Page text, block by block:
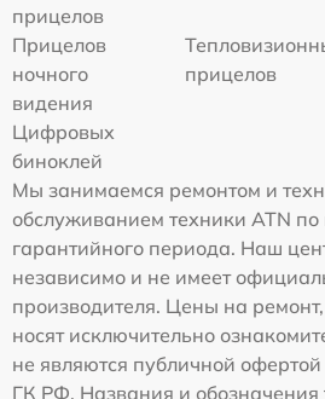
прицелов
Прицелов
ночного
видения
прицелов
Цифровых
биноклей
Мы занимаемся ремонтом и
обслуживанием техники ATN по
гарантийного периода. Наш
независимо и не имеет
производителя. Цены на
носят исключительно
не являются публичной офертой
ГК РФ. Названия и обозначения